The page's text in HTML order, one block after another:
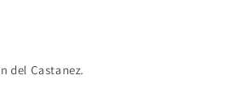
del Castanez.